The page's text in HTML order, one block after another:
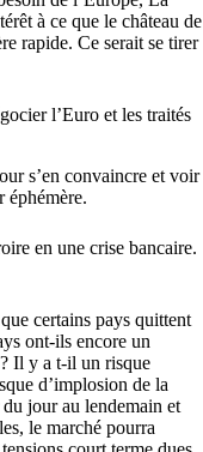
à ce que le château de
rapide. Ce serait se tirer
l’Euro et les traités
s’en convaincre et voir
éphémère.
en une crise bancaire.
certains pays quittent
ont-ils encore un
Il y a t-il un risque
d’implosion de la
jour au lendemain et
le marché pourra